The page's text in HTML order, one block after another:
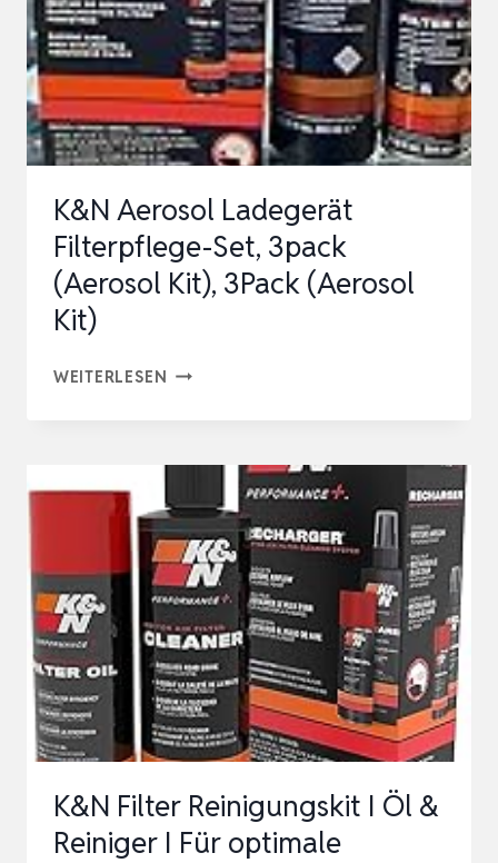
KIT),
2PACK
(SQUEEZE
KIT)
K&N Aerosol Ladegerät
Filterpflege-Set, 3pack
(Aerosol Kit), 3Pack (Aerosol
Kit)
WEITERLESEN K&N
FILTERPFLEGE-
SET,
3PACK
(AEROSOL
KIT),
3PACK
(AEROSOL
KIT)
K&N Filter Reinigungskit I Öl &
Reiniger I Für optimale